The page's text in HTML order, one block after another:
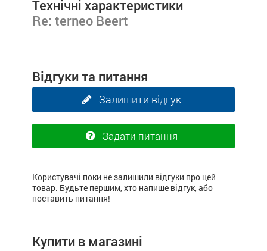
Технічні характеристики
Re: terneo Beert
Відгуки та питання
Залишити відгук
Задати питання
Користувачі поки не залишили відгуки про цей
товар. Будьте першим, хто напише відгук, або
поставить питання!
Купити в магазині